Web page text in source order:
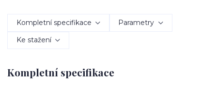
Kompletní specifikace Parametry
Ke stažení
Kompletní specifikace